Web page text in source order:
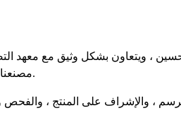
مصنعنا سيبذل قصارى جهدنا لتلبية متطلباتهم ، وسنبذل قصارى جهدنا للتنسيق والتعاون مع جميع الأطراف.